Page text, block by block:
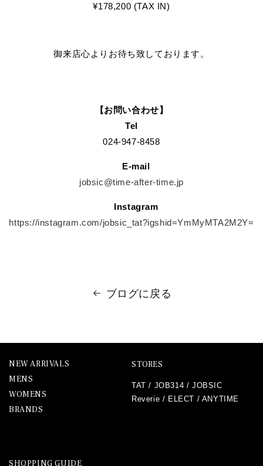
¥178,200 (TAX IN)
御来店心よりお待ち致しております。
【お問い合わせ】
Tel
024-947-8458
E-mail
jobsic@time-after-time.jp
Instagram
https://instagram.com/jobsic_tat?igshid=YmMyMTA2M2Y=
ブログに戻る
NEW ARRIVALS
MENS
WOMENS
BRANDS
STORES
TAT / JOB314 /JOBSIC
Reverie / ELECT / ANYTIME
SHOPPING GUIDE